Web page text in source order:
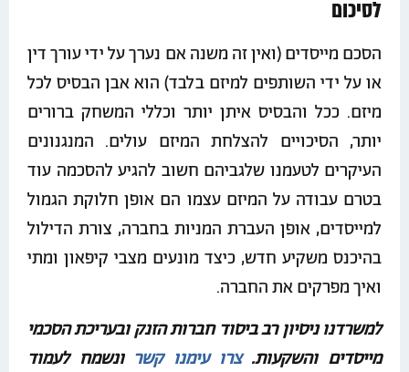
לסיכום
הסכם מייסדים (ואין זה משנה אם נערך על ידי עורך דין
או על ידי השותפים למיזם בלבד) הוא אבן הבסיס לכל
מיזם. ככל והבסיס איתן יותר וכללי המשחק ברורים
יותר, הסיכויים להצלחת המיזם עולים. המנגנונים
העיקרים לטעמנו שלגביהם חשוב להגיע להסכמה עוד
בטרם עבודה על המיזם עצמו הם אופן חלוקת הגמול
למייסדים, אופן העברת המניות בחברה, צורת הדילול
בהיכנס משקיע חדש, כיצד מונעים מצבי קיפאון ומתי
ואיך מפרקים את החברה.
למשרדנו ניסיון רב ביסוד חברות הזנק ובעריכת הסכמי
מייסדים והשקעות.צרו עימנו קשר ונשמח לעמוד